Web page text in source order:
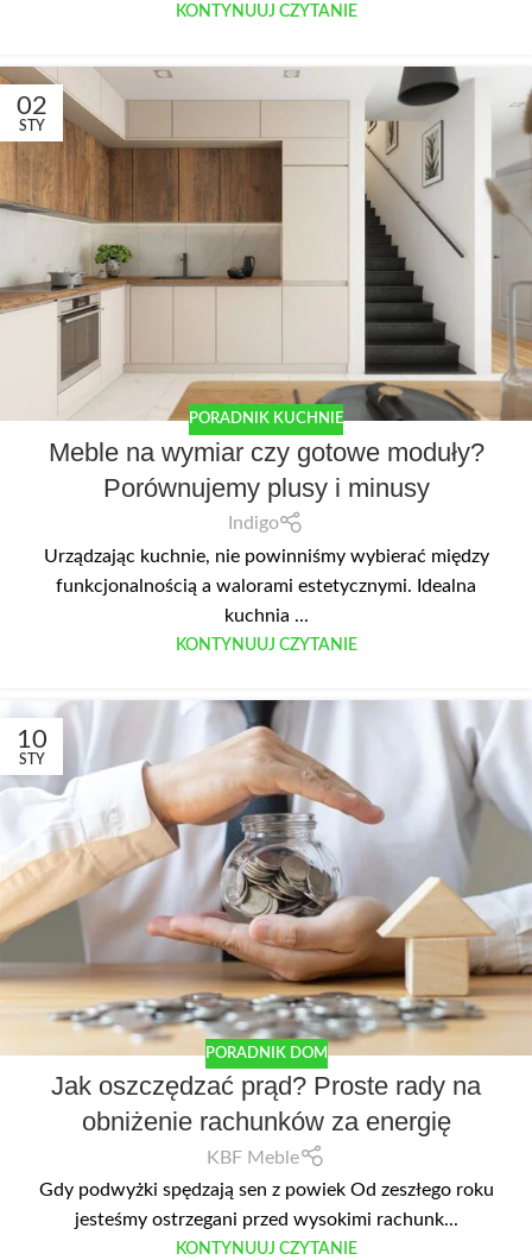
KONTYNUUJ CZYTANIE
02
STY
PORADNIK KUCHNIE
Meble na wymiar czy gotowe moduły?
Porównujemy plusy i minusy
Indigo
Urządzając kuchnie, nie powinniśmy wybierać między
funkcjonalnością a walorami estetycznymi. Idealna
kuchnia ...
KONTYNUUJ CZYTANIE
10
STY
PORADNIK DOM
Jak oszczędzać prąd? Proste rady na
obniżenie rachunków za energię
KBF Meble
Gdy podwyżki spędzają sen z powiek Od zeszłego roku
jesteśmy ostrzegani przed wysokimi rachunk...
KONTYNUUJ CZYTANIE